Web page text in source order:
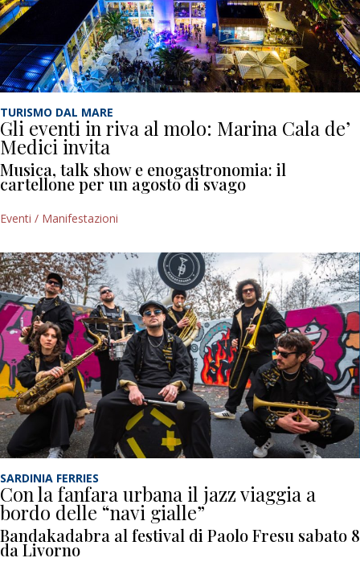
TURISMO DAL MARE
Gli eventi in riva al molo: Marina Cala de’
Medici invita
Musica, talk show e enogastronomia: il
cartellone per un agosto di svago
Eventi / Manifestazioni
SARDINIA FERRIES
Con la fanfara urbana il jazz viaggia a
bordo delle “navi gialle”
Bandakadabra al festival di Paolo Fresu sabato 8
da Livorno